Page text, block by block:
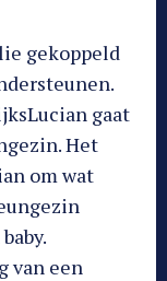
gekoppeld
gaat
Het
om wat
van een